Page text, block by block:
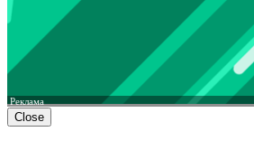
Реклама
Close